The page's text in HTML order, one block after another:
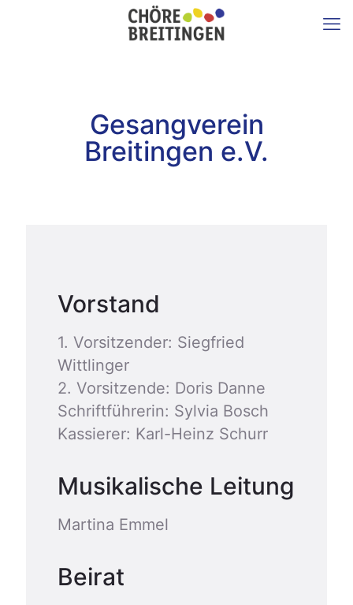
Gesangverein
Breitingen e.V.
Vorstand
1. Vorsitzender: Siegfried
Wittlinger
2. Vorsitzende: Doris Danne
Schriftführerin: Sylvia Bosch
Kassierer: Karl-Heinz Schurr
Musikalische Leitung
Martina Emmel
Beirat